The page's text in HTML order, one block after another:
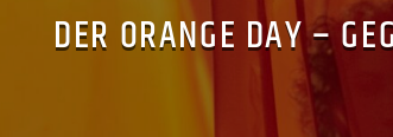
DER ORANGE DAY –